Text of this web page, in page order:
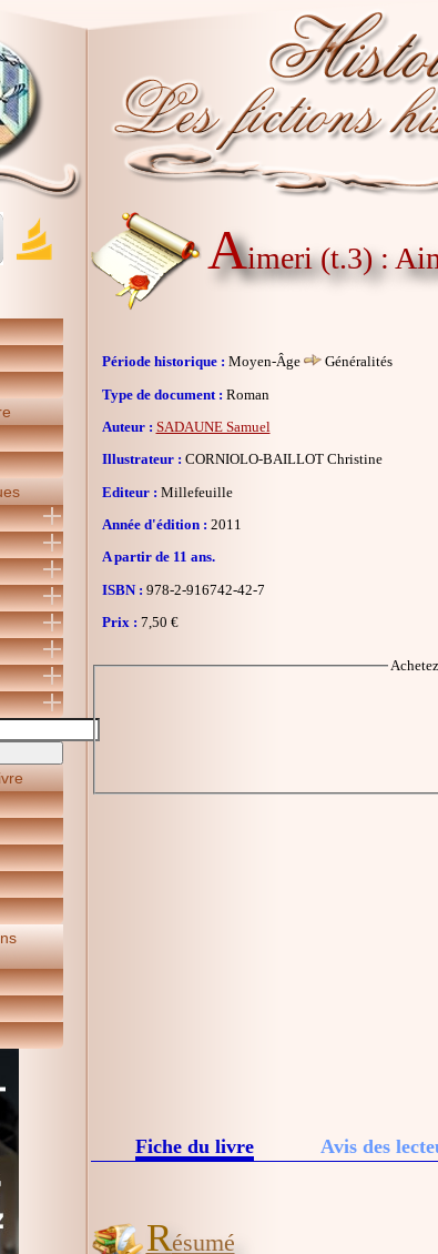
Aimeri (t.3) :
Période historique : Moyen-Âge
Généralités
Type de document : Roman
Auteur : SADAUNE Samuel
Illustrateur : CORNIOLO-BAILLOT Christine
Editeur : Millefeuille
Année d'édition : 2011
A partir de 11 ans.
ISBN : 978-2-916742-42-7
Prix : 7,50 €
Fiche du livre Avis des
Résumé